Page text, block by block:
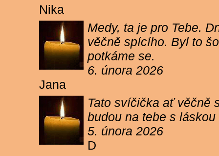
Nika
Medy, ta je pro Tebe.
věčně spícího. Byl to
potkáme se.
6. února 2026
Jana
Tato svíčička ať věčně
budou na tebe s
5. února 2026
D